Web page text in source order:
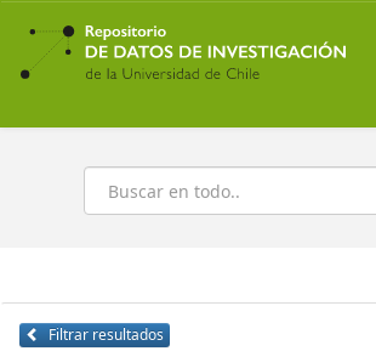
Ir
contenido
principal
Buscar
Filtrar resultados